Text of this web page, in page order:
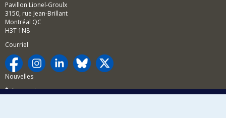
Pavillon Lionel-Groulx
3150, rue Jean-Brillant
Montréal QC
H3T 1N8
Courriel
Nouvelles
Événements